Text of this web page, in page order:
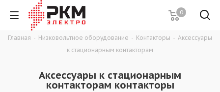
0
Главная - Низковольтное оборудование - Контакторы - Аксессуары
к стационарным контакторам
Аксессуары к стационарным
контакторам контакторы